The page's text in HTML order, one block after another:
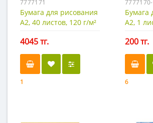
7777171
Бумага для рисования
А2, 40 листов, 120 г/м²
4045 тг.
1
7777170-
Бумага
А2, 1
200 тг.
6